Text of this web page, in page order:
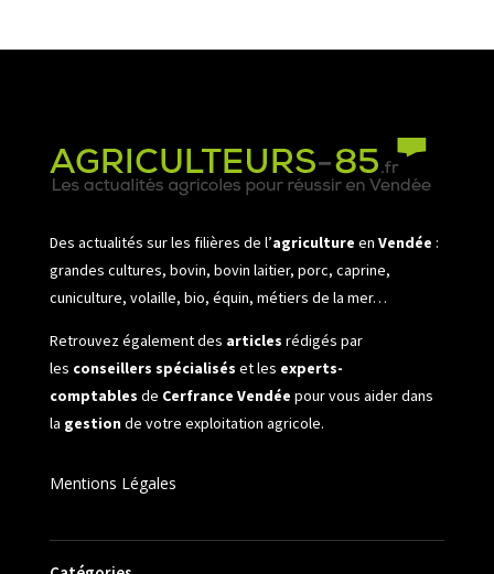
Des actualités sur les filières de l’agriculture en Vendée :
grandes cultures, bovin, bovin laitier, porc, caprine,
cuniculture, volaille, bio, équin, métiers de la mer…
Retrouvez également des articles rédigés par
les conseillers spécialisés et les experts-
comptables de Cerfrance Vendée pour vous aider dans
la gestionde votre exploitation agricole.
Mentions Légales